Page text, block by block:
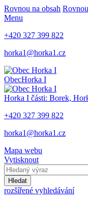
Rovnou na obsah
Menu
+420 327 399 822
horka1@horka1.cz
ObecHorka I
Horka I části: Borek,
+420 327 399 822
horka1@horka1.cz
Mapa webu
Vytisknout
Hledat
rozšířené vyhledávání